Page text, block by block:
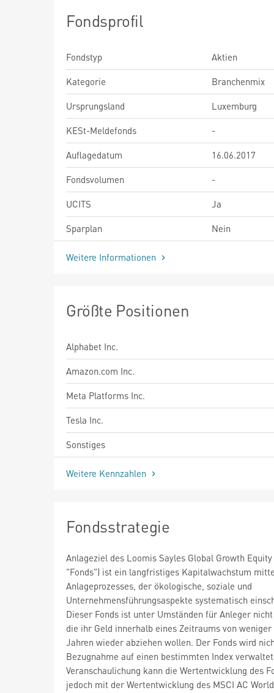
Fondsprofil
Fondstyp
Aktien
Kategorie
Branchenmix
Ursprungsland
Luxemburg
KESt-Meldefonds
-
Auflagedatum
16.06.2017
Fondsvolumen
-
UCITS
Ja
Sparplan
Nein
Weitere Informationen
Größte Positionen
Alphabet Inc.
Amazon.com Inc.
Meta Platforms Inc.
Tesla Inc.
Sonstiges
Weitere Kennzahlen
Fondsstrategie
Anlageziel des Loomis Sayles Global Growth
"Fonds") ist ein langfristiges Kapitalwachstum
Anlageprozesses, der ökologische, soziale und
Unternehmensführungsaspekte systematisch
Dieser Fonds ist unter Umständen für Anleger
die ihr Geld innerhalb eines Zeitraums von
Jahren wieder abziehen wollen. Der Fonds wird
Bezugnahme auf einen bestimmten Index
Veranschaulichung kann die Wertentwicklung des
jedoch mit der Wertentwicklung des MSCI AC